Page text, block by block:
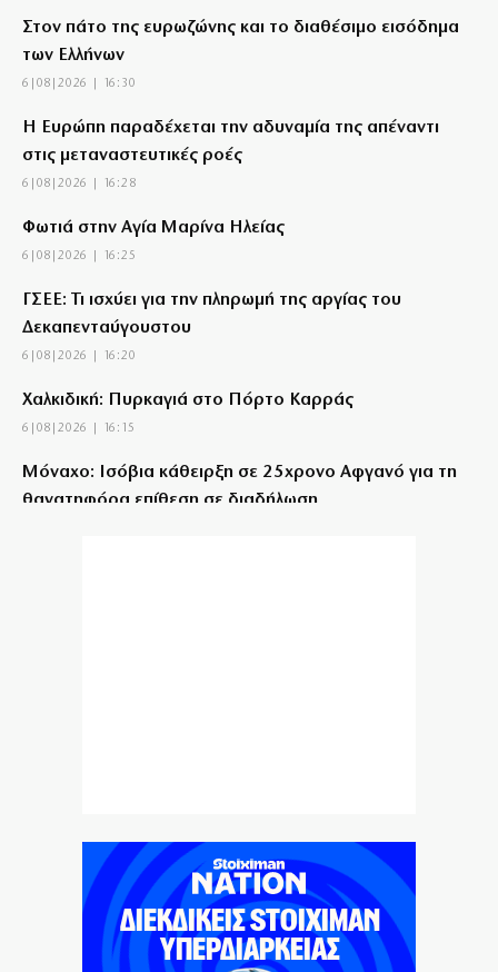
Στον πάτο της ευρωζώνης και το διαθέσιμο εισόδημα
των Ελλήνων
6|08|2026 | 16:30
Η Ευρώπη παραδέχεται την αδυναμία της απέναντι
στις μεταναστευτικές ροές
6|08|2026 | 16:28
Φωτιά στην Αγία Μαρίνα Ηλείας
6|08|2026 | 16:25
ΓΣΕΕ: Τι ισχύει για την πληρωμή της αργίας του
Δεκαπενταύγουστου
6|08|2026 | 16:20
Χαλκιδική: Πυρκαγιά στο Πόρτο Καρράς
6|08|2026 | 16:15
Μόναχο: Ισόβια κάθειρξη σε 25χρονο Αφγανό για τη
θανατηφόρα επίθεση σε διαδήλωση
ΠΑΟΚ: Επέστρεψε στην ομάδα της καρδιάς του ο
Γιαννούλης!
6|08|2026 | 15:40
Φωτιά στη Σκύρο